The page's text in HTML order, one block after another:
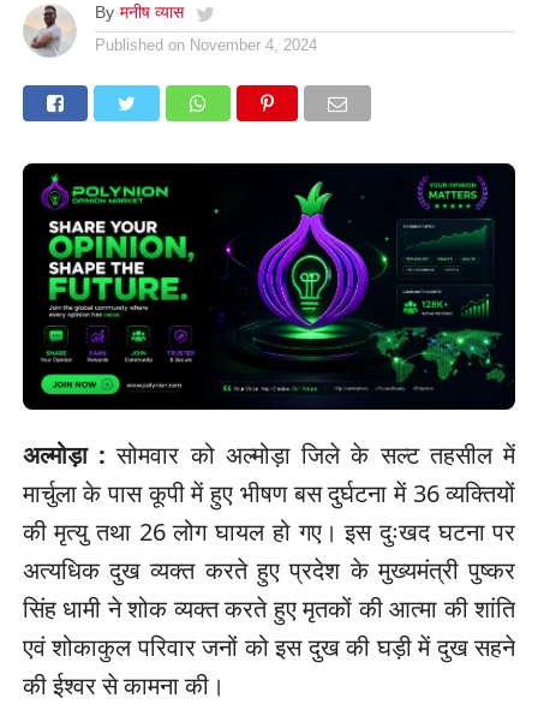
By मनीष व्यास
Published on November 4, 2024
अल्मोड़ा : सोमवार को अल्मोड़ा जिले के सल्ट तहसील में
मार्चुला के पास कूपी में हुए भीषण बस दुर्घटना में 36 व्यक्तियों
की मृत्यु तथा 26 लोग घायल हो गए। इस दुःखद घटना पर
अत्यधिक दुख व्यक्त करते हुए प्रदेश के मुख्यमंत्री पुष्कर
सिंह धामी ने शोक व्यक्त करते हुए मृतकों की आत्मा की शांति
एवं शोकाकुल परिवार जनों को इस दुख की घड़ी में दुख सहने
की ईश्वर से कामना की।